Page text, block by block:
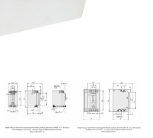
Щиты
диэлектрические